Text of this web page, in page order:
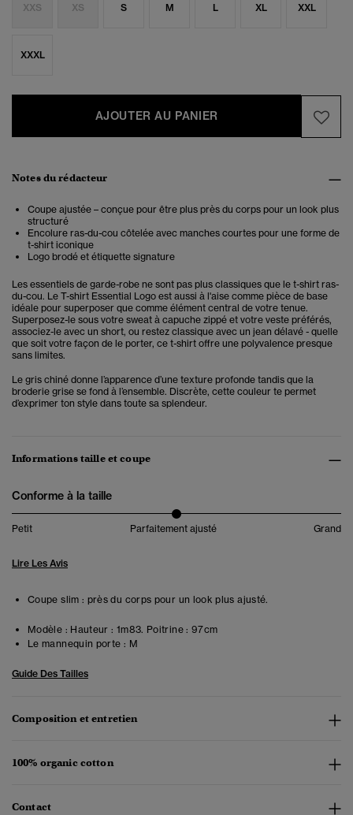
XXS XS S M L XL XXL
XXXL
AJOUTER AU PANIER
Notes du rédacteur
Coupe ajustée – conçue pour être plus près du corps pour un look plus
structuré
Encolure ras-du-cou côtelée avec manches courtes pour une forme de
t-shirt iconique
Logo brodé et étiquette signature
Les essentiels de garde-robe ne sont pas plus classiques que le t-shirt ras-
du-cou. Le T-shirt Essential Logo est aussi à l'aise comme pièce de base
idéale pour superposer que comme élément central de votre tenue.
Superposez-le sous votre sweat à capuche zippé et votre veste préférés,
associez-le avec un short, ou restez classique avec un jean délavé - quelle
que soit votre façon de le porter, ce t-shirt offre une polyvalence presque
sans limites.
Le gris chiné donne l’apparence d’une texture profonde tandis que la
broderie grise se fond à l’ensemble. Discrète, cette couleur te permet
d’exprimer ton style dans toute sa splendeur.
Informations taille et coupe
Conforme à la taille
Petit Parfaitement ajusté Grand
Lire Les Avis
Coupe slim : près du corps pour un look plus ajusté.
Modèle : Hauteur : 1m83. Poitrine : 97cm
Le mannequin porte : M
Guide Des Tailles
Composition et entretien
100% organic cotton
Contact